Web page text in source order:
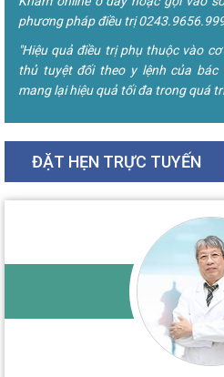
phương pháp điều trị
"Hiệu quả điều trị phụ thuộc vào
thủ tuyệt đối theo y lệnh của
mang lại hiệu quả tối đa trong quá
ĐẶT HẸN TRỰC TUYẾN